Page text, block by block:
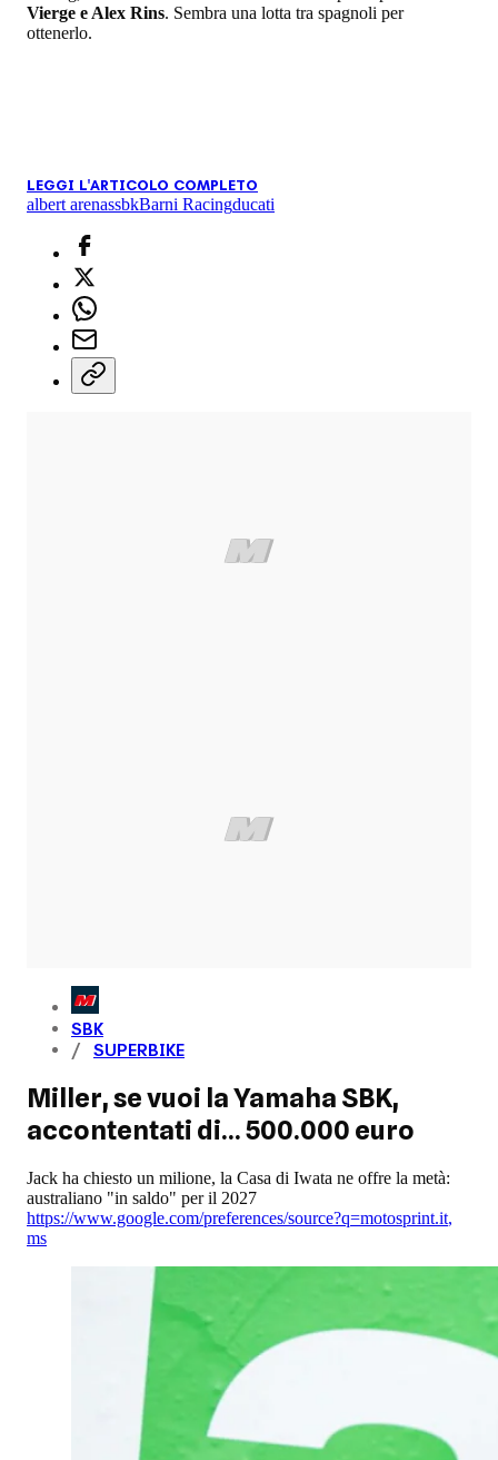
Vierge e Alex Rins. Sembra una lotta tra spagnoli per
ottenerlo.
LEGGI L'ARTICOLO COMPLETO
albert arenassbkBarni Racingducati
SBK
SUPERBIKE
Miller, se vuoi la Yamaha SBK,
accontentati di... 500.000 euro
Jack ha chiesto un milione, la Casa di Iwata ne offre la metà:
australiano "in saldo" per il 2027
https://www.google.com/preferences/source?q=motosprint.it,
ms